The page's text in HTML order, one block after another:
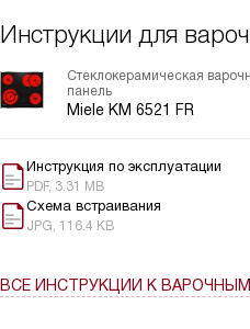
отвлечься), а затем вернуть
стеклокерамики выглядит
поверхность вместе с рамкой
вписалась в мой современный
Инструкции для
Стеклокерамическая
панель
Miele KM 6521 FR
Инструкция по эксплуатации
PDF, 3.31 MB
Схема встраивания
JPG, 116.4 KB
ВСЕ ИНСТРУКЦИИ К ВАРОЧНЫМ